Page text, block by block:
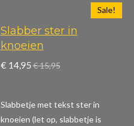
Sale!
Slabber ster in
knoeien
€ 14,95 € 15,95
Slabbetje met tekst ster in
knoeien (let op, slabbetje is